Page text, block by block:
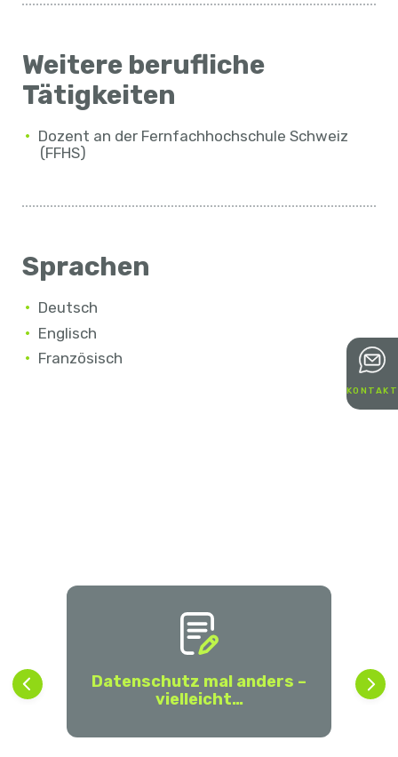
KONTAKT
Weitere berufliche
Tätigkeiten
Dozent an der Fernfachhochschule Schweiz
(FFHS)
Sprachen
Deutsch
Englisch
Französisch
Datenschutz mal anders –
vielleicht…